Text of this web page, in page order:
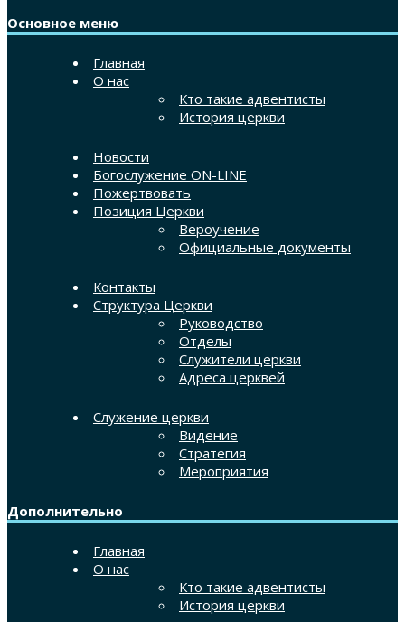
Основное меню
Главная
О нас
Кто такие адвентисты
История церкви
Новости
Богослужение ON-LINE
Пожертвовать
Позиция Церкви
Вероучение
Официальные документы
Контакты
Структура Церкви
Руководство
Отделы
Служители церкви
Адреса церквей
Служение церкви
Видение
Стратегия
Мероприятия
Дополнительно
Главная
О нас
Кто такие адвентисты
История церкви